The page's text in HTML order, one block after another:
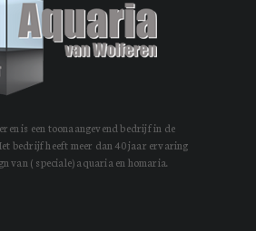
is een toonaangevend bedrijf in de
bedrijf heeft meer dan 40 jaar ervaring
van ( speciale) aquaria en homaria.